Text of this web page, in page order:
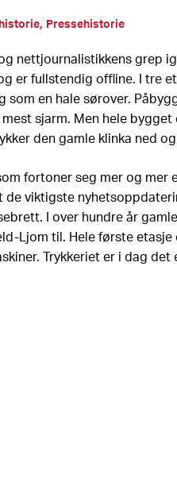
Pressehistorie
nettjournalistikkens grep
er fullstendig offline. I tre
som en hale sørover.
sjarm. Men hele
den gamle klinka ned
fortoner seg mer og mer
de viktigste
I over hundre år
Ljom til. Hele første
Trykkeriet er i dag